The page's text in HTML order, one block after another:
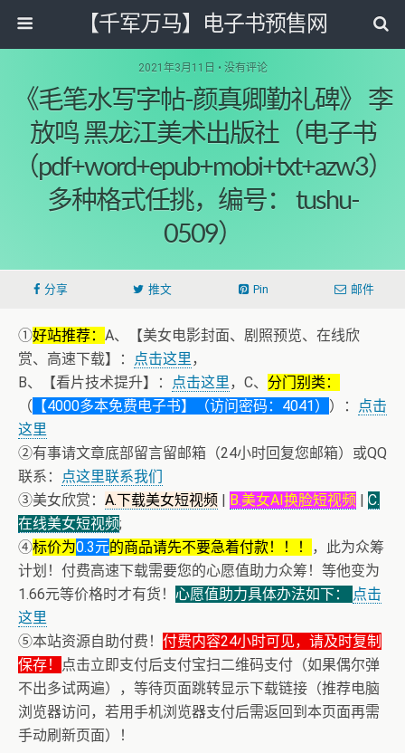
【千军万马】电子书预售网
2021年3月11日 • 没有评论
《毛笔水写字帖-颜真卿勤礼碑》 李
放鸣 黑龙江美术出版社（电子书
（pdf+word+epub+mobi+txt+azw3）
多种格式任挑，编号： tushu-
0509）
分享 推文 Pin 邮件
①好站推荐： A、【美女电影封面、剧照预览、在线欣
赏、高速下载】：
点击这里，
B、【看片技术提升】：
点击这里，C、 分门别类：
（ 【4000多本免费电子书】（访问密码：4041） ）：
点击
这里
②有事请文章底部留言留邮箱（24小时回复您邮箱）或QQ
联系：
点这里联系我们
③美女欣赏： A.下载美女短视频 | B.美女AI换脸短视频 | C.
在线美女短视频;
④标价为0.3元的商品请先不要急着付款！！！
，此为众筹
计划！付费高速下载需要您的心愿值助力众筹！等他变为
1.66元等价格时才有货！ 心愿值助力具体办法如下：
点击
这里
⑤本站资源自助付费！ 付费内容24小时可见，请及时复制
保存！
点击立即支付后支付宝扫二维码支付（如果偶尔弹
不出多试两遍），等待页面跳转显示下载链接（推荐电脑
浏览器访问，若用手机浏览器支付后需返回到本页面再需
手动刷新页面）！
+ 恒星世界在暴力中诞生，也在暴力中消亡！《了解宇宙
如何运行》